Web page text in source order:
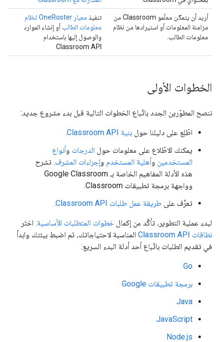
أريد أن يتمكّن معلّمو Classroom من
مزامنة المعلومات أو استيرادها من نظام
معلومات الطالب.
تنفيذ
معيار OneRoster لنظام
معلومات الطالب أو إنشاء الموارد
والوصول إليها باستخدام
Classroom API
الخطوات الأولى
ننصح المطوّرين الجدد باتّباع الخطوات التالية قبل بدء مشروع جديد:
اطّلِع على دليلنا حول بنية Classroom API
.
يمكنك الاطّلاع على معلومات حول الدرجات وأنواع
المستخدمين وأهلية المستخدم وإجراءات المشرف. تشرح
هذه الأدلة المفاهيم الخاصة بـ Google Classroom
وواجهة برمجة تطبيقات Classroom.
تعرَّف على طريقة عمل طلبات Classroom API .
لبدء عملية التطوير، تأكَّد من إكمال خطوات المتطلبات الأساسية. اختَر
نطاقات Classroom API
المناسبة لاحتياجاتك، ثم اضبط بيئتك وابدأ
في تقديم الطلبات باتّباع أحد أدلة البدء السريع:
Go
برمجة تطبيقات Google
Java
JavaScript
Node.js